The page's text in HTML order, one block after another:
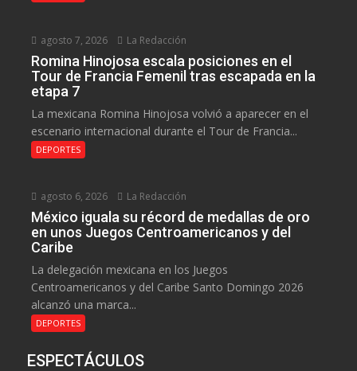
agosto 7, 2026 La Redacción
Romina Hinojosa escala posiciones en el
Tour de Francia Femenil tras escapada en la
etapa 7
La mexicana Romina Hinojosa volvió a aparecer en el
escenario internacional durante el Tour de Francia...
DEPORTES
agosto 6, 2026 La Redacción
México iguala su récord de medallas de oro
en unos Juegos Centroamericanos y del
Caribe
La delegación mexicana en los Juegos
Centroamericanos y del Caribe Santo Domingo 2026
alcanzó una marca...
DEPORTES
ESPECTÁCULOS